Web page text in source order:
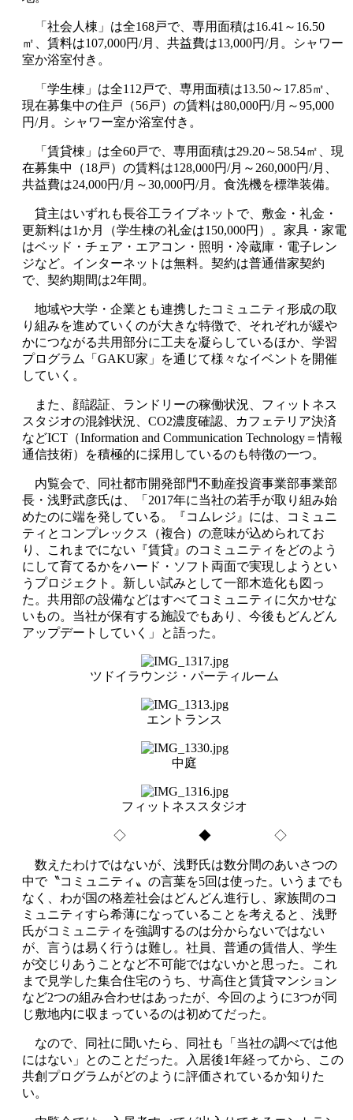
「社会人棟」は全168戸で、専用面積は16.41～16.50
㎡、賃料は107,000円/月、共益費は13,000円/月。シャワー
室か浴室付き。
「学生棟」は全112戸で、専用面積は13.50～17.85㎡、
現在募集中の住戸（56戸）の賃料は80,000円/月～95,000
円/月。シャワー室か浴室付き。
「賃貸棟」は全60戸で、専用面積は29.20～58.54㎡、現
在募集中（18戸）の賃料は128,000円/月～260,000円/月、
共益費は24,000円/月～30,000円/月。食洗機を標準装備。
貸主はいずれも長谷工ライブネットで、敷金・礼金・
更新料は1か月（学生棟の礼金は150,000円）。家具・家電
はベッド・チェア・エアコン・照明・冷蔵庫・電子レン
ジなど。インターネットは無料。契約は普通借家契約
で、契約期間は2年間。
地域や大学・企業とも連携したコミュニティ形成の取
り組みを進めていくのが大きな特徴で、それぞれが緩や
かにつながる共用部分に工夫を凝らしているほか、学習
プログラム「GAKU家」を通じて様々なイベントを開催
していく。
また、顔認証、ランドリーの稼働状況、フィットネス
スタジオの混雑状況、CO2濃度確認、カフェテリア決済
などICT（Information and Communication Technology＝情報
通信技術）を積極的に採用しているのも特徴の一つ。
内覧会で、同社都市開発部門不動産投資事業部事業部
長・浅野武彦氏は、「2017年に当社の若手が取り組み始
めたのに端を発している。『コムレジ』には、コミュニ
ティとコンプレックス（複合）の意味が込められてお
り、これまでにない『賃貸』のコミュニティをどのよう
にして育てるかをハード・ソフト両面で実現しようとい
うプロジェクト。新しい試みとして一部木造化も図っ
た。共用部の設備などはすべてコミュニティに欠かせな
いもの。当社が保有する施設でもあり、今後もどんどん
アップデートしていく」と語った。
ツドイラウンジ・パーティルーム
エントランス
中庭
フィットネススタジオ
◇ ◆ ◇
数えたわけではないが、浅野氏は数分間のあいさつの
中で〝コミュニティ〟の言葉を5回は使った。いうまでも
なく、わが国の格差社会はどんどん進行し、家族間のコ
ミュニティすら希薄になっていることを考えると、浅野
氏がコミュニティを強調するのは分からないではない
が、言うは易く行うは難し。社員、普通の賃借人、学生
が交じりあうことなど不可能ではないかと思った。これ
まで見学した集合住宅のうち、サ高住と賃貸マンション
など2つの組み合わせはあったが、今回のように3つが同
じ敷地内に収まっているのは初めてだった。
なので、同社に聞いたら、同社も「当社の調べでは他
にはない」とのことだった。入居後1年経ってから、この
共創プログラムがどのように評価されているか知りた
い。